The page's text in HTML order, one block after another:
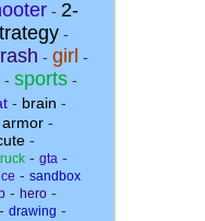
- 2-
-
- girl -
- sports -
- brain -
armor -
-
- gta -
- sandbox
- hero -
drawing -